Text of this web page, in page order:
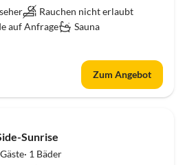
Rauchen nicht erlaubt
auf Anfrage
Sauna
Zum Angebot
Top-Inserat
Sunrise
1 Bäder